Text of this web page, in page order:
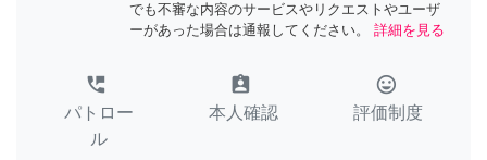
でも不審な内容のサービスやリクエストやユーザ
ーがあった場合は通報してください。
詳細を見る
perm_phone_msg
パトロー
ル
assignment_ind
本人確認
tag_faces
評価制度